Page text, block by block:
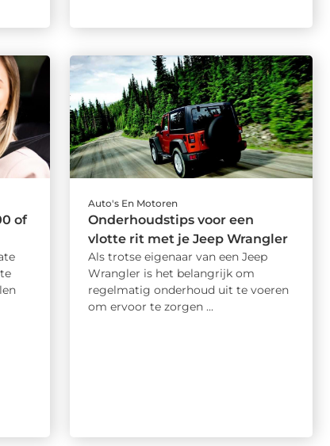
of
Auto's En Motoren
Onderhoudstips voor een
vlotte rit met je Jeep Wrangler
Als trotse eigenaar van een Jeep
Wrangler is het belangrijk om
regelmatig onderhoud uit te voeren
om ervoor te zorgen ...